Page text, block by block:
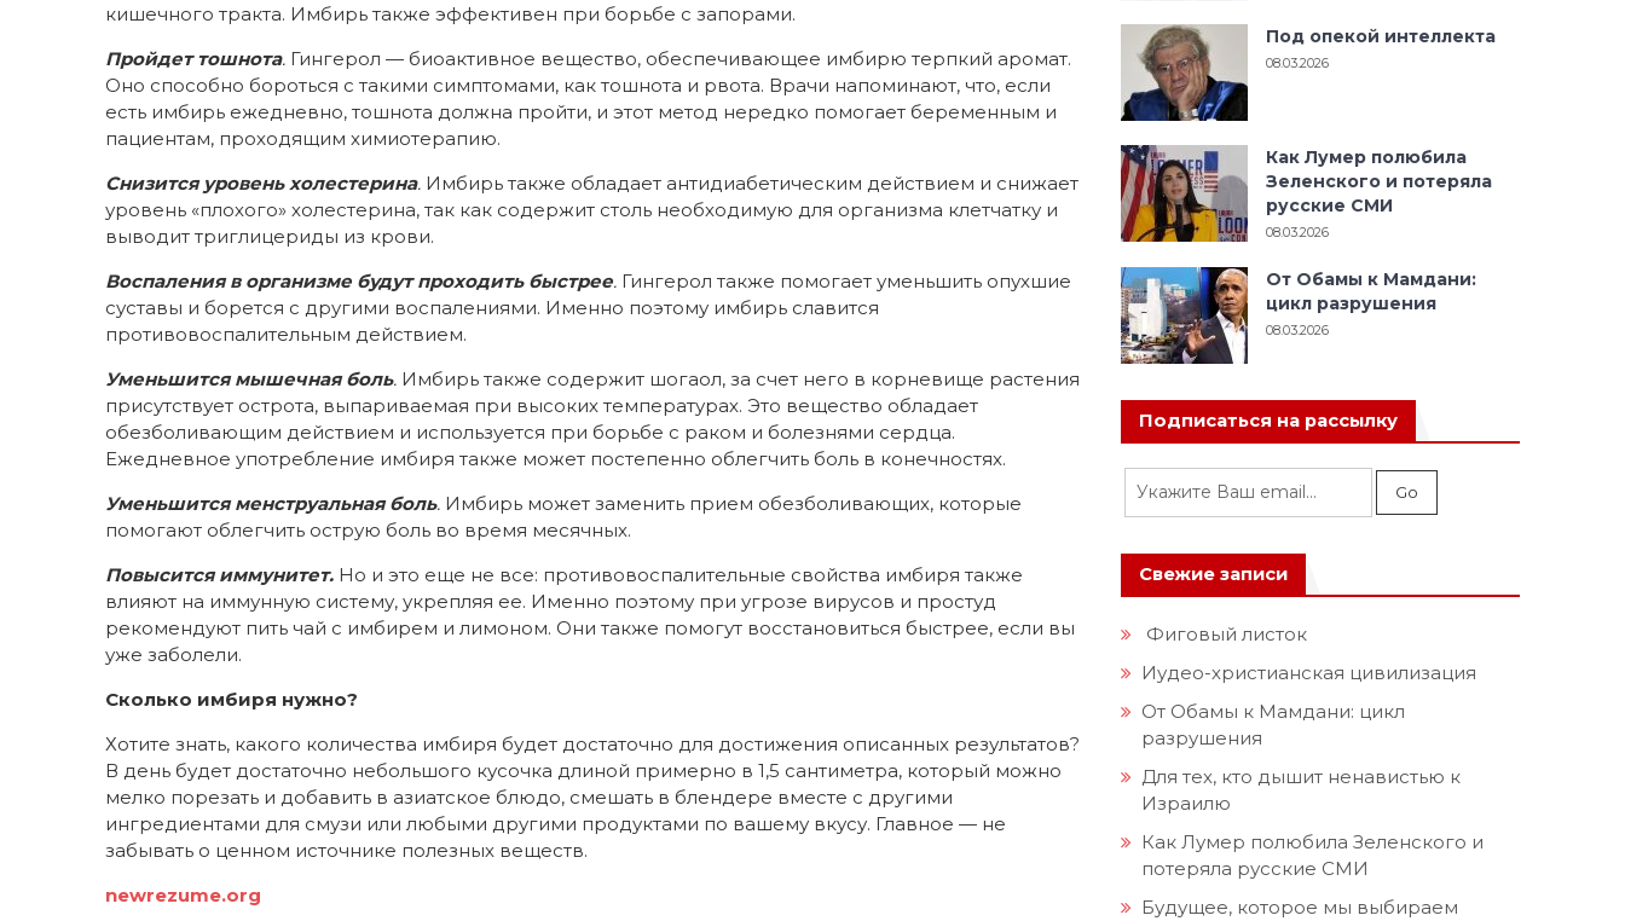
кишечного тракта. Имбирь также эффективен при борьбе с запорами.
Пройдет тошнота. Гингерол — биоактивное вещество, обеспечивающее имбирю терпкий аромат.
Оно способно бороться с такими симптомами, как тошнота и рвота. Врачи напоминают, что, если
есть имбирь ежедневно, тошнота должна пройти, и этот метод нередко помогает беременным и
пациентам, проходящим химиотерапию.
Снизится уровень холестерина. Имбирь также обладает антидиабетическим действием и снижает
уровень «плохого» холестерина, так как содержит столь необходимую для организма клетчатку и
выводит триглицериды из крови.
Воспаления в организме будут проходить быстрее. Гингерол также помогает уменьшить опухшие
суставы и борется с другими воспалениями. Именно поэтому имбирь славится
противовоспалительным действием.
Уменьшится мышечная боль. Имбирь также содержит шогаол, за счет него в корневище растения
присутствует острота, выпариваемая при высоких температурах. Это вещество обладает
обезболивающим действием и используется при борьбе с раком и болезнями сердца.
Ежедневное употребление имбиря также может постепенно облегчить боль в конечностях.
Уменьшится менструальная боль. Имбирь может заменить прием обезболивающих, которые
помогают облегчить острую боль во время месячных.
Повысится иммунитет. Но и это еще не все: противовоспалительные свойства имбиря также
влияют на иммунную систему, укрепляя ее. Именно поэтому при угрозе вирусов и простуд
рекомендуют пить чай с имбирем и лимоном. Они также помогут восстановиться быстрее, если вы
уже заболели.
Сколько имбиря нужно?
Хотите знать, какого количества имбиря будет достаточно для достижения описанных результатов?
В день будет достаточно небольшого кусочка длиной примерно в 1,5 сантиметра, который можно
мелко порезать и добавить в азиатское блюдо, смешать в блендере вместе с другими
ингредиентами для смузи или любыми другими продуктами по вашему вкусу. Главное — не
забывать о ценном источнике полезных веществ.
newrezume.org
Под опекой интеллекта
08.03.2026
Как Лумер полюбила
Зеленского и потеряла
русские СМИ
08.03.2026
От Обамы к Мамдани:
цикл разрушения
08.03.2026
Подписаться на рассылку
Свежие записи
Фиговый листок
Иудео-христианская цивилизация
От Обамы к Мамдани: цикл
разрушения
Для тех, кто дышит ненавистью к
Израилю
Как Лумер полюбила Зеленского и
потеряла русские СМИ
Будущее, которое мы выбираем